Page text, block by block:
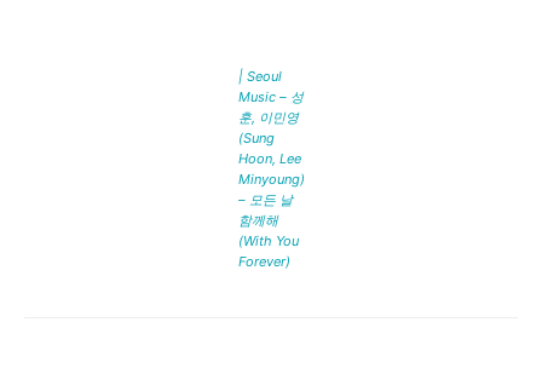
| Seoul
Music – 성
훈, 이민영
(Sung
Hoon, Lee
Minyoung)
– 모든 날
함께해
(With You
Forever)